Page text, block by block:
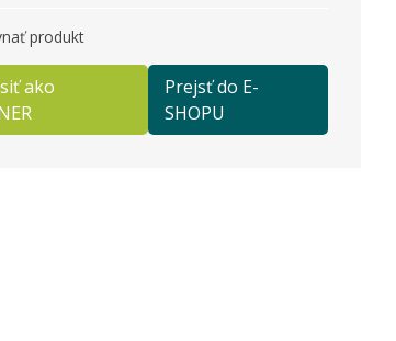
produkt
ako
Prejsť do E-
SHOPU